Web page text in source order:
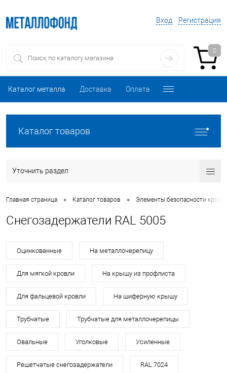
Вход Регистрация
0
Каталог металла Доставка Оплата
Каталог товаров
Уточнить раздел
Главная страница • Каталог товаров • Элементы безопасности
Снегозадержатели RAL 5005
Оцинкованные На металлочерепицу
Для мягкой кровли На крышу из профлиста
Для фальцевой кровли На шиферную крышу
Трубчатые Трубчатые для металлочерепицы
Овальные Уголковые Усиленные
Решетчатые снегозадержатели RAL 7024